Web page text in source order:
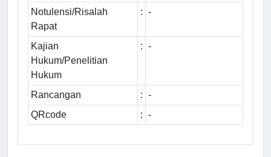
Notulensi/Risalah
Rapat
: -
Kajian
Hukum/Penelitian
Hukum
: -
Rancangan : -
QRcode
: -